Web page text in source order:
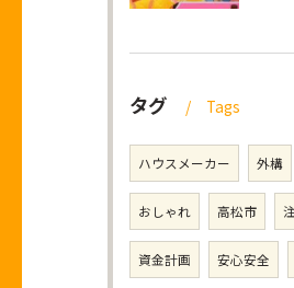
タグ Tags
ハウスメーカー 外構
おしゃれ 高松市
資金計画 安心安全